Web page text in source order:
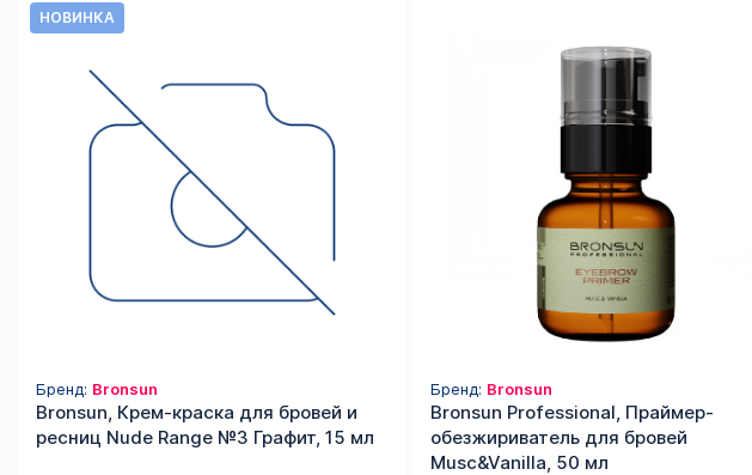
НОВИНКА
Бренд: Bronsun
Bronsun, Крем-краска для бровей и
ресниц Nude Range №3 Графит, 15 мл
Бренд: Bronsun
Bronsun Professional, Праймер-
обезжириватель для бровей
Musc&Vanilla, 50 мл